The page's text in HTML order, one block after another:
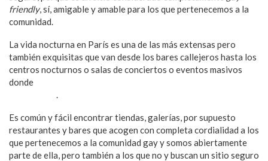
friendly, sí, amigable y amable para los que pertenecemos a la
comunidad.
La vida nocturna en París es una de las más extensas pero
también exquisitas que van desde los bares callejeros hasta los
centros nocturnos o salas de conciertos o eventos masivos
donde
.
Es común y fácil encontrar tiendas, galerías, por supuesto
restaurantes y bares que acogen con completa cordialidad a los
que pertenecemos a la comunidad gay y somos abiertamente
parte de ella, pero también a los que no y buscan un sitio seguro